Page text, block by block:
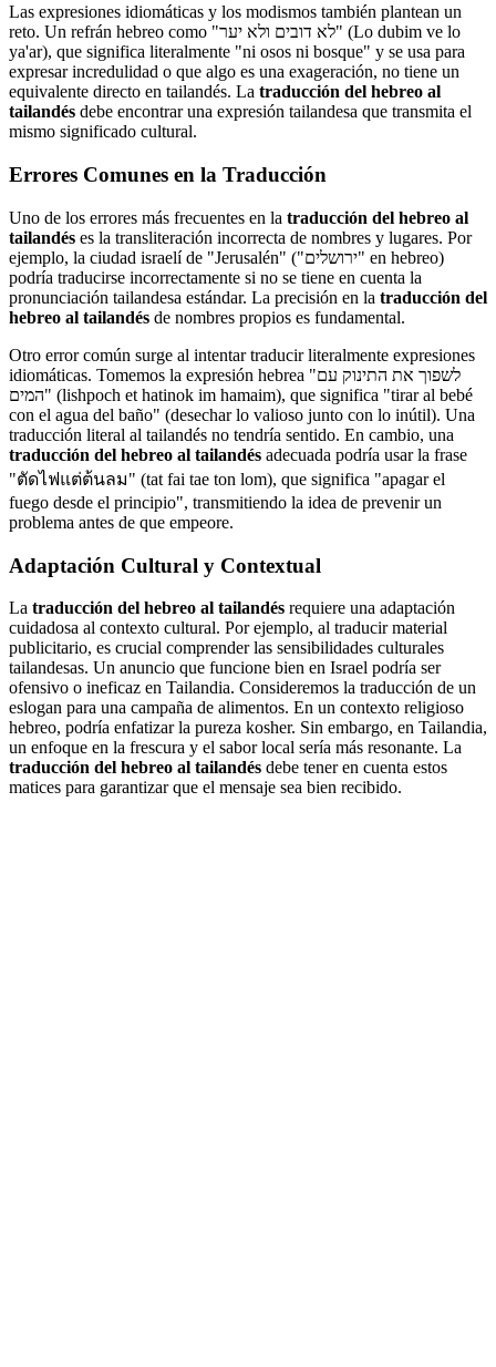
Las expresiones idiomáticas y los modismos también plantean un
reto. Un refrán hebreo como "לא דובים ולא יער" (Lo dubim ve lo
ya'ar), que significa literalmente "ni osos ni bosque" y se usa para
expresar incredulidad o que algo es una exageración, no tiene un
equivalente directo en tailandés. La traducción del hebreo al
tailandés debe encontrar una expresión tailandesa que transmita el
mismo significado cultural.
Errores Comunes en la Traducción
Uno de los errores más frecuentes en la traducción del hebreo al
tailandés es la transliteración incorrecta de nombres y lugares. Por
ejemplo, la ciudad israelí de "Jerusalén" ("ירושלים" en hebreo)
podría traducirse incorrectamente si no se tiene en cuenta la
pronunciación tailandesa estándar. La precisión en la traducción del
hebreo al tailandés de nombres propios es fundamental.
Otro error común surge al intentar traducir literalmente expresiones
idiomáticas. Tomemos la expresión hebrea "לשפוך את התינוק עם
המים" (lishpoch et hatinok im hamaim), que significa "tirar al bebé
con el agua del baño" (desechar lo valioso junto con lo inútil). Una
traducción literal al tailandés no tendría sentido. En cambio, una
traducción del hebreo al tailandés adecuada podría usar la frase
"ตัดไฟแต่ต้นลม" (tat fai tae ton lom), que significa "apagar el
fuego desde el principio", transmitiendo la idea de prevenir un
problema antes de que empeore.
Adaptación Cultural y Contextual
La traducción del hebreo al tailandés requiere una adaptación
cuidadosa al contexto cultural. Por ejemplo, al traducir material
publicitario, es crucial comprender las sensibilidades culturales
tailandesas. Un anuncio que funcione bien en Israel podría ser
ofensivo o ineficaz en Tailandia. Consideremos la traducción de un
eslogan para una campaña de alimentos. En un contexto religioso
hebreo, podría enfatizar la pureza kosher. Sin embargo, en Tailandia,
un enfoque en la frescura y el sabor local sería más resonante. La
traducción del hebreo al tailandés debe tener en cuenta estos
matices para garantizar que el mensaje sea bien recibido.